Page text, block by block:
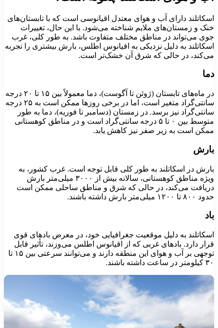
دارای آب و هوای معتدل اقیانوسی است که با تابستان‌های
و زمستان‌های ملایم شناخته می‌شود. با این حال، تغییرات
می‌تواند در مناطق مختلف متفاوت باشد. به طور کلی، غرب
به دلیل نزدیکی به اقیانوس اطلس، بارش بیشتری را تجربه
در حالی که شرق آن خشک‌تر است.
در ماه‌های تابستان (ژوئن تا آگوست)، دما معمولاً بین ۱۵ تا ۲۰ درجه
سانتی‌گراد متغیر است، اما در برخی روزها ممکن است به ۲۵ درجه
نیز برسد. در زمستان (دسامبر تا فوریه)، دما به طور
متوسط بین ۰ تا ۵ درجه سانتی‌گراد است و در مناطق کوهستانی
است به زیر صفر نیز کاهش یابد.
در اسکاتلند به طور کلی قابل توجه است. غرب کشور، به
ویژه مناطق کوهستانی، سالانه بیش از ۳۰۰۰ میلی‌متر بارش
می‌کند، در حالی که شرق و مناطق ساحلی ممکن است
تا ۱۲۰۰ میلی‌متر بارش داشته باشند.
به دلیل موقعیت جغرافیایی خود، در معرض بادهای قوی
دارد. بادهای غربی که از اقیانوس اطلس می‌وزند، تأثیر قابل
توجهی بر آب و هوای این منطقه دارند و می‌توانند سرعتی بین ۱۵ تا
ساعت داشته باشند.